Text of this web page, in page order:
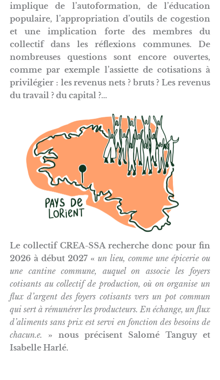
implique de l’autoformation, de l’éducation
populaire, l’appropriation d’outils de cogestion
et une implication forte des membres du
collectif dans les réflexions communes. De
nombreuses questions sont encore ouvertes,
comme par exemple l’assiette de cotisations à
privilégier : les revenus nets ? bruts ? Les revenus
du travail ? du capital ?…
Le collectif CREA-SSA recherche donc pour fin
2026 à début 2027 « un lieu, comme une épicerie ou
une cantine commune, auquel on associe les foyers
cotisants au collectif de production, où on organise un
flux d’argent des foyers cotisants vers un pot commun
qui sert à rémunérer les producteurs. En échange, un flux
d’aliments sans prix est servi en fonction des besoins de
chacun.e. » nous précisent Salomé Tanguy et
Isabelle Harlé.